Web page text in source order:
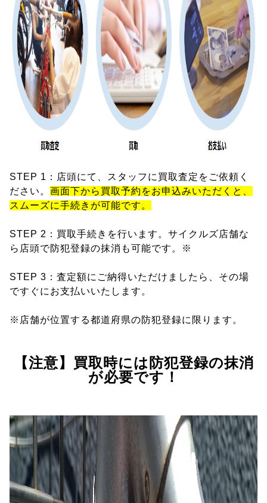
STEP 1：店頭にて、スタッフに買取査定をご依頼く
ださい。 画面下から買取予約をお申込みいただくと、
スムーズに手続きが可能です。
STEP 2：買取手続きを行います。サイクルズ店舗な
ら店頭で防犯登録の抹消も可能です。※
STEP 3：査定額にご納得いただけましたら、その場
ですぐにお支払いいたします。
※店舗が位置する都道府県の防犯登録に限ります。
【注意】買取時には防犯登録の抹消
が必要です！